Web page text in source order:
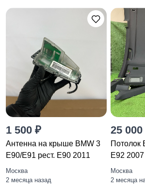
1 500 ₽
Антенна на крыше BMW 3
E90/E91 рест. E90 2011
Москва
2 месяца назад
25
Потолок
E92 2007
Москва
2 месяца